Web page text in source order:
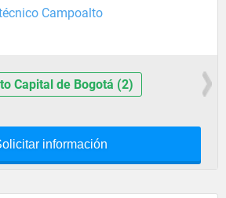
Campoalto
Capital de Bogotá (2)
información